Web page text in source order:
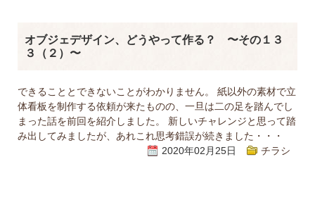
オブジェデザイン、どうやって作る？ 〜その１３
３（２）〜
できることとできないことがわかりません。 紙以外の素材で立
体看板を制作する依頼が来たものの、一旦は二の足を踏んでし
まった話を前回を紹介しました。 新しいチャレンジと思って踏
み出してみましたが、あれこれ思考錯誤が続きました・・・
2020年02月25日
チラシ